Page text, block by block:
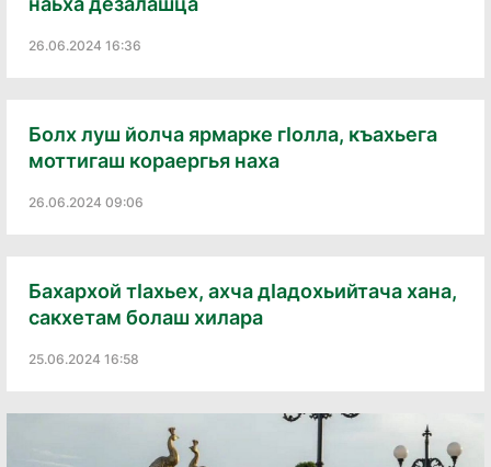
26.06.2024 16:36
Болх луш йолча ярмарке гӀолла, къахьега
моттигаш кораергья наха
26.06.2024 09:06
Бахархой тӀахьех, ахча дӀадохьийтача хана,
сакхетам болаш хилара
25.06.2024 16:58